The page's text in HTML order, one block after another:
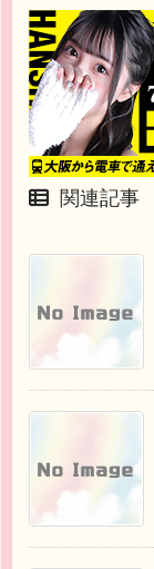
関連記事